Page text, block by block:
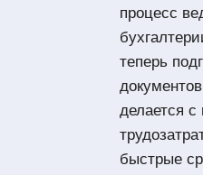
процесс
теперь
делается
быстрые